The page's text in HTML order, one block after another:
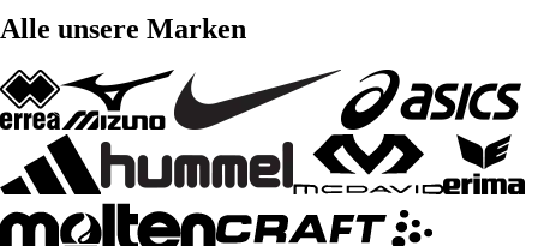
Alle unsere Marken